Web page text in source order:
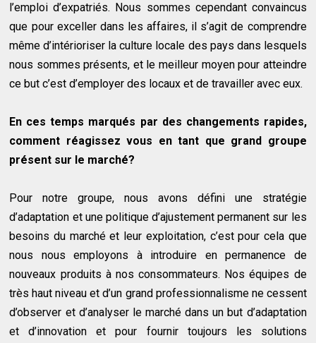
l’emploi d’expatriés. Nous sommes cependant convaincus
que pour exceller dans les affaires, il s’agit de comprendre
même d’intérioriser la culture locale des pays dans lesquels
nous sommes présents, et le meilleur moyen pour atteindre
ce but c’est d’employer des locaux et de travailler avec eux.
En ces temps marqués par des changements rapides,
comment réagissez vous en tant que grand groupe
présent sur le marché?
Pour notre groupe, nous avons défini une stratégie
d’adaptation et une politique d’ajustement permanent sur les
besoins du marché et leur exploitation, c’est pour cela que
nous nous employons à introduire en permanence de
nouveaux produits à nos consommateurs. Nos équipes de
très haut niveau et d’un grand professionnalisme ne cessent
d’observer et d’analyser le marché dans un but d’adaptation
et d’innovation et pour fournir toujours les solutions